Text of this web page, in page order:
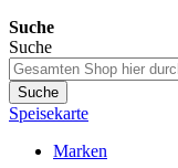
Suche
Suche
Suche
Speisekarte
Marken